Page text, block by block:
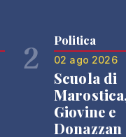
2 Politica
02 ago 2026
Scuola di
Giovine e
Donazzan